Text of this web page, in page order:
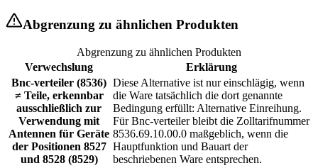
Abgrenzung zu ähnlichen Produkten
Abgrenzung zu ähnlichen Produkten
Verwechslung
Erklärung
Bnc-verteiler (8536)
≠ Teile, erkennbar
ausschließlich zur
Verwendung mit
Antennen für Geräte
der Positionen 8527
und 8528 (8529)
Diese Alternative ist nur einschlägig, wenn
die Ware tatsächlich die dort genannte
Bedingung erfüllt: Alternative Einreihung.
Für Bnc-verteiler bleibt die Zolltarifnummer
8536.69.10.00.0 maßgeblich, wenn die
Hauptfunktion und Bauart der
beschriebenen Ware entsprechen.